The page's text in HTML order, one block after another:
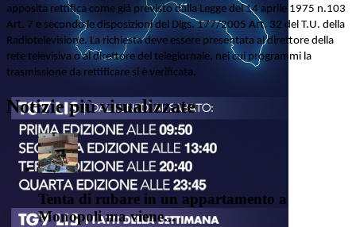
apposita rettifica come già previsto dalla Legge del 14 aprile 1975 n.103
Art. 7 e secondo le disposizioni del Dlgs. 177/2005 Art. 32 del T.U. della
Radiotelevisione. La richiesta deve essere presentata al direttore della
rete televisiva o al direttore del telegiornale, nei cui programmi la
trasmissione da rettificare si è verificata.
Notizie più visualizzate
Tenta di rubare in un appartamento a
Monopoli ma viene...